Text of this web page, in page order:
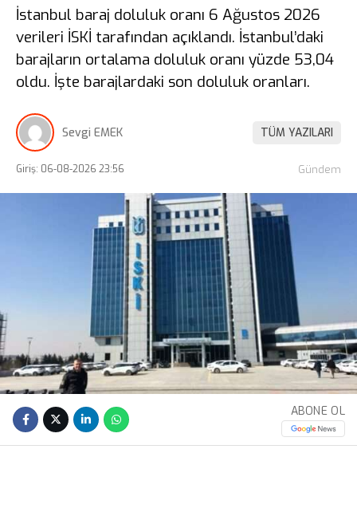
İstanbul baraj doluluk oranı 6 Ağustos 2026
verileri İSKİ tarafından açıklandı. İstanbul’daki
barajların ortalama doluluk oranı yüzde 53,04
oldu. İşte barajlardaki son doluluk oranları.
Sevgi EMEK TÜM YAZILARI
Giriş: 06-08-2026 23:56 Gündem
ABONE OL